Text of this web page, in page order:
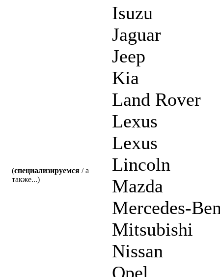
(специализируемся / а
также...)
Isuzu
Jaguar
Jeep
Kia
Land Rover
Lexus
Lexus
Lincoln
Mazda
Mercedes-
Mitsubishi
Nissan
Opel